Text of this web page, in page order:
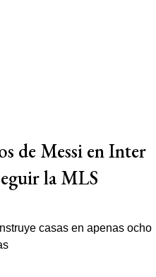
de Messi en Inter
la MLS